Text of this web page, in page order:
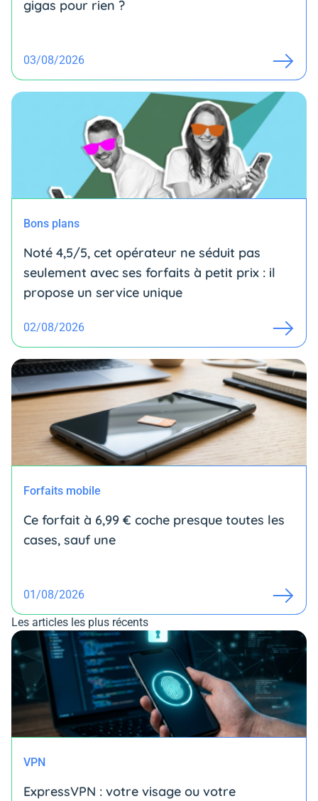
gigas pour rien ?
03/08/2026
Bons plans
Noté 4,5/5, cet opérateur ne séduit pas
seulement avec ses forfaits à petit prix : il
propose un service unique
02/08/2026
Forfaits mobile
Ce forfait à 6,99 € coche presque toutes les
cases, sauf une
01/08/2026
Les articles les plus récents
VPN
ExpressVPN : votre visage ou votre